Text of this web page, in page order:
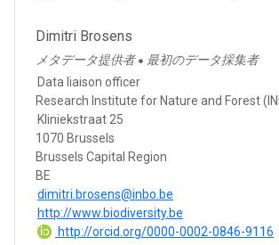
Dimitri Brosens
メタデータ提供者 ● 最初のデータ採集者
Data liaison officer
Research Institute for Nature and Forest
Kliniekstraat 25
1070 Brussels
Brussels Capital Region
BE
dimitri.brosens@inbo.be
http://www.biodiversity.be
http://orcid.org/0000-0002-0846-9116